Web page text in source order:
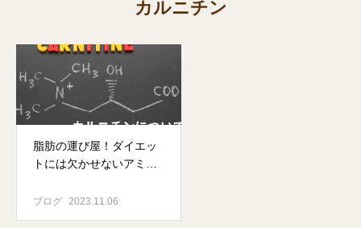
カルニチン
脂肪の運び屋！ダイエッ
トには欠かせないアミノ
ブログ 2023.11.06